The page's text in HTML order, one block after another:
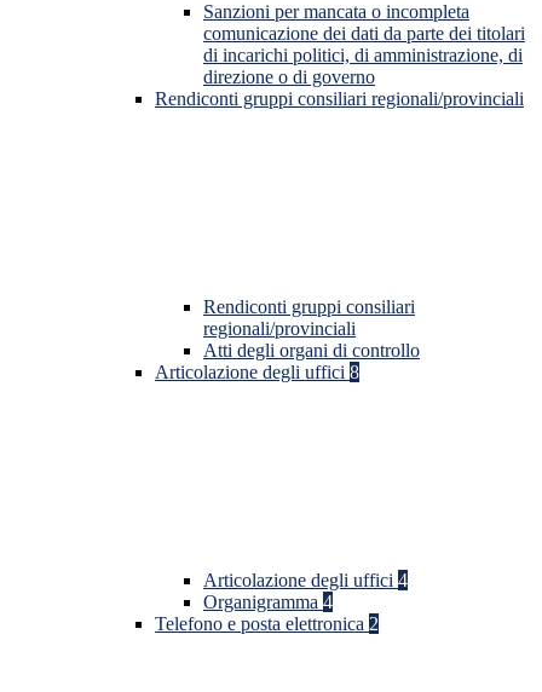
Sanzioni per mancata o incompleta
comunicazione dei dati da parte dei titolari
di incarichi politici, di amministrazione, di
direzione o di governo
Rendiconti gruppi consiliari regionali/provinciali
Rendiconti gruppi consiliari
regionali/provinciali
Atti degli organi di controllo
Articolazione degli uffici 8
Articolazione degli uffici 4
Organigramma 4
Telefono e posta elettronica 2